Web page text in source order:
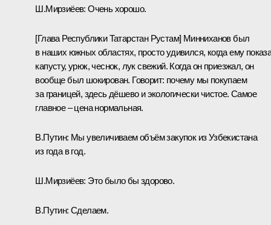
Ш.Мирзиёев: Очень хорошо.
[Глава Республики Татарстан Рустам] Минниханов был
в наших южных областях, просто удивился, когда ему
капусту, урюк, чеснок, лук свежий. Когда он приезжал, он
вообще был шокирован. Говорит: почему мы покупаем
за границей, здесь дёшево и экологически чистое. Самое
главное – цена нормальная.
В.Путин: Мы увеличиваем объём закупок из Узбекистана
из года в год.
Ш.Мирзиёев: Это было бы здорово.
В.Путин: Сделаем.